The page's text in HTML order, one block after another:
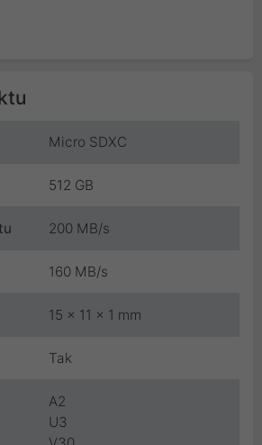
Micro SDXC
512 GB
200 MB/s
160 MB/s
15 x 11 x 1 mm
Tak
A2
U3